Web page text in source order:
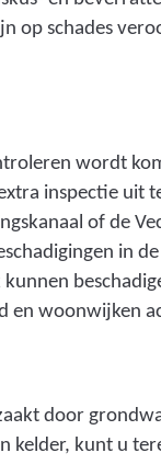
op schades
wordt
inspectie uit
of de
in
en woonwijken
door
kelder, kunt u